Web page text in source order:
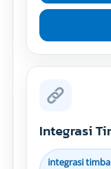
Integrasi
integrasi